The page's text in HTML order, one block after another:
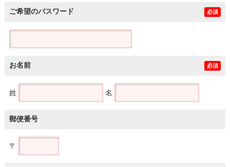
ご希望のパスワード 必須
お名前 必須
姓 名
郵便番号
〒